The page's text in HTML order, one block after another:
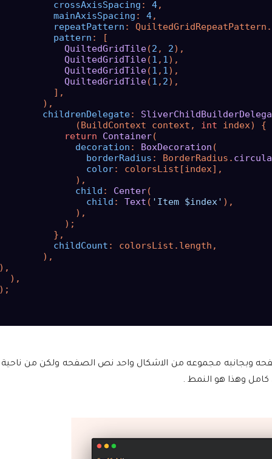
crossAxisSpacing : 4,
mainAxisSpacing : 4,
repeatPattern :
pattern : [
QuiltedGridTile(2 , 2),
QuiltedGridTile(1 , 1),
QuiltedGridTile(1 , 1),
QuiltedGridTile(1 , 2),
],
),
childrenDelegate:
(BuildContext context,
int index) {
return
Container(
decoration : BoxDecoration (
borderRadius : BorderRadius.
color: colorsList[index],
),
child : Center(
child : Text ( 'Item $index' ),
),
);
},
childCount : colorsList.length,
),
),
وبجانبه مجموعه من الاشكال واحد نص الصفحه ولكن من
وهذا هو النمط .